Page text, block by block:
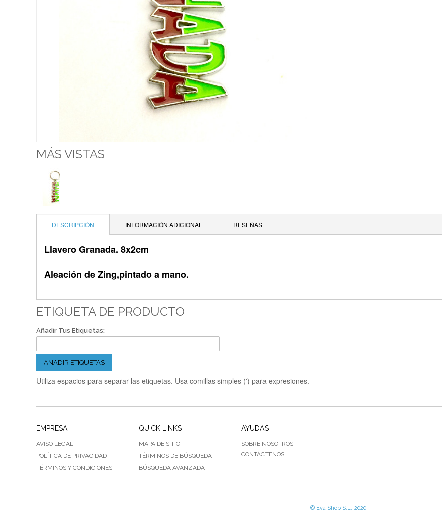
MÁS VISTAS
DESCRIPCIÓN INFORMACIÓN ADICIONAL RESEÑAS
Llavero Granada. 8x2cm
Aleación de Zing,pintado a mano.
ETIQUETA DE PRODUCTO
Añadir Tus Etiquetas:
AÑADIR ETIQUETAS
Utiliza espacios para separar las etiquetas. Usa comillas simples (') para expresiones.
EMPRESA
AVISO LEGAL
POLÍTICA DE PRIVACIDAD
TÉRMINOS Y CONDICIONES
QUICK LINKS
MAPA DE SITIO
TÉRMINOS DE BÚSQUEDA
BÚSQUEDA AVANZADA
AYUDAS
SOBRE NOSOTROS
CONTÁCTENOS
© Eva Shop S.L. 2020